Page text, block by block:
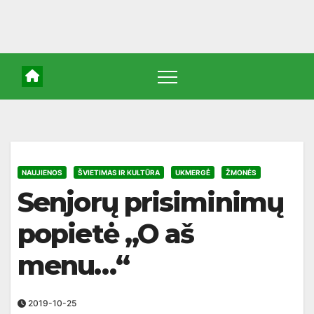
NAUJIENOS ŠVIETIMAS IR KULTŪRA UKMERGĖ ŽMONĖS
Senjorų prisiminimų
popietė „O aš
menu…“
2019-10-25